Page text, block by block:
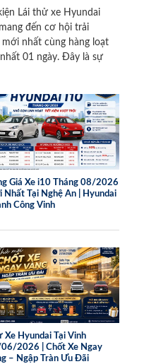
Lái thử xe Hyundai
đến cơ hội trải
nhất cùng hàng loạt
01 ngày. Đây là sự
Giá Xe i10 Tháng 08/2026
Nhất Tại Nghệ An | Hyundai
Công Vinh
Xe Hyundai Tại Vinh
2026 | Chốt Xe Ngay
– Ngập Tràn Ưu Đãi